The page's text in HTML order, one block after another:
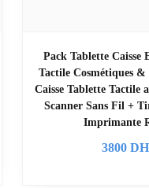
Pack Tablette Caisse
Tactile Cosmétiques
Caisse Tablette Tactile
Scanner Sans Fil +
Imprimante
3800 DH